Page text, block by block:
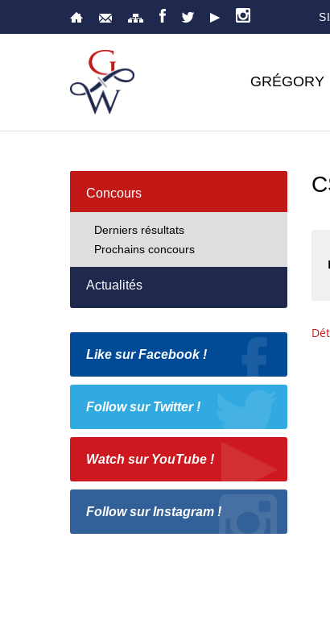
GRÉGORY
Concours
Derniers résultats
Prochains concours
Actualités
Like sur Facebook !
Follow sur Twitter !
Watch sur YouTube !
Follow sur Instagram !